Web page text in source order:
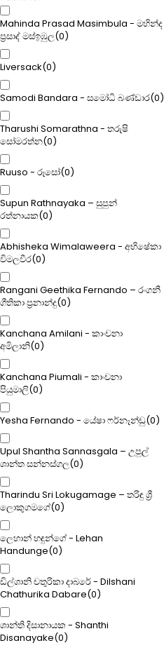
Mahinda Prasad Masimbula - මහින්ද
ප්‍රසාද් මස්ඉඹුල(0)
Liversack(0)
Samodi Bandara - සමෝධි බණ්ඩාර(0)
Tharushi Somarathna - තරුෂි
සෝමරත්න(0)
Ruuso - රූසෝ(0)
Supun Rathnayaka – සුපුන්
රත්නායක(0)
Abhisheka Wimalaweera - අභිෂේකා
විමලවීර(0)
Rangani Geethika Fernando – රංගනී
ගීතිකා ප්‍රනාන්දු(0)
Kanchana Amilani - කාංචනා
අමිලානි(0)
Kanchana Piumali - කාංචනා
පියුමාලි(0)
Yesha Fernando - යේෂා ෆර්නෑන්ඩු(0)
Upul Shantha Sannasgala – උපුල්
ශාන්ත සන්නස්ගල(0)
Tharindu Sri Lokugamage – තරිඳු ශ්‍රී
ලොකුගමගේ(0)
ලෙහාන් හඳුන්ගේ - Lehan
Handunge(0)
ඩිල්ශානි චතුරිකා දාබරේ - Dilshani
Chathurika Dabare(0)
ශාන්ති දිසානායක - Shanthi
Disanayake(0)